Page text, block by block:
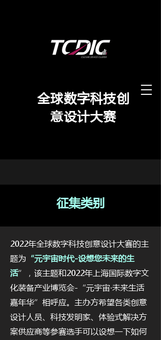
​全球数字科技创
意设计大赛
征集类别
2022年全球数字科技创意设计大赛的主
题为 “元宇宙时代-设想您未来的生
活”，该主题和2022年上海国际数字文
化装备产业博览会-“元宇宙·未来生活
嘉年华”相呼应。主办方希望各类创意
设计人员、科技发明家、体验式解决方
案供应商等参赛选手可以设想一下如何